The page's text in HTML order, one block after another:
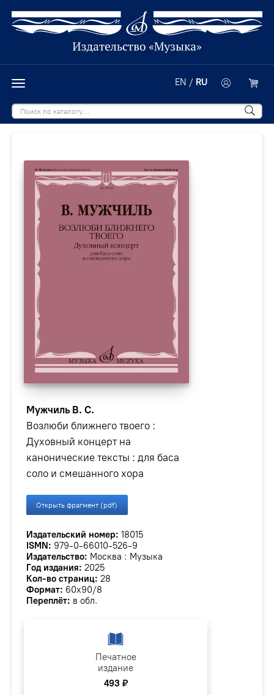
EN / RU
Мужчиль В. С.
Возлюби ближнего твоего :
Духовный концерт на
канонические тексты : для баса
соло и смешанного хора
Открыть фрагмент (pdf)
Издательский номер: 18015
ISMN: 979-0-66010-526-9
Издательство: Москва : Музыка
Год издания: 2025
Кол-во страниц: 28
Формат: 60х90/8
Переплёт: в обл.
Печатное
издание
493 ₽